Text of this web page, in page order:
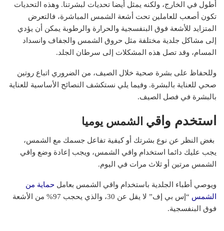
أطول في الخارج، ولكنه يمثل أيضا تحديات لبشرتنا. وهذه التحديات
تكون أصعب للعاملين تحت أشعة الشمس المباشرة، فالتعرض
المتزايد للأشعة فوق البنفسجية والحرارة والرطوبة يمكن أن يؤدي
إلى مشاكل جلدية مختلفة مثل حروق الشمس والجفاف وانسداد
المسام، وقد تصل هذه المشكلات إلى سرطان الجلد.
وللحفاظ على بشرة صحية خلال الصيف، من الضروري اتباع روتين
صحي للعناية بالبشرة. وفيما يلي نستكشف النصائح الأساسية للعناية
بالبشرة في فصل الصيف.
استخدم واقي الشمس يوميا
بغض النظر عن نوع بشرتك أو كيفية تفاعل جسمك مع الشمس،
يجب عليك دائما استخدام واقي الشمس، ويجب إعادة وضع واقي
الشمس مرتين أو ثلاث مرات في اليوم.
ويوصي أطباء الجلدية باستخدام واقي الشمس بعامل حماية من
الشمس
“إس بي إف” لا يقل عن 30، والذي يحجب 97% من الأشعة
فوق البنفسجية.